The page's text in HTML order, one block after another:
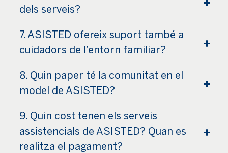
dels serveis?
7. ASISTED ofereix suport també a
cuidadors de l’entorn familiar?
8. Quin paper té la comunitat en el
model de ASISTED?
9. Quin cost tenen els serveis
assistencials de ASISTED? Quan es
realitza el pagament?